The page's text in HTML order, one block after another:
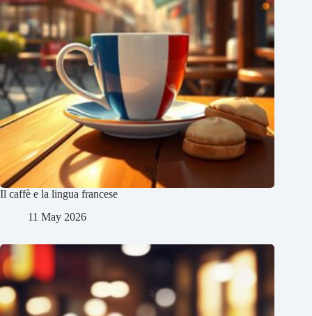
Il caffè e la lingua francese
11 May 2026